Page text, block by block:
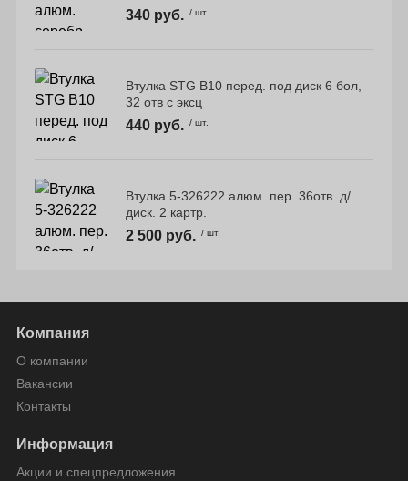
340 руб. / шт.
Втулка STG B10 перед. под диск 6 бол,
32 отв с эксц
440 руб. / шт.
Втулка 5-326222 алюм. пер. 36отв. д/
диск. 2 картр.
2 500 руб. / шт.
Компания
О компании
Вакансии
Контакты
Информация
Акции и спецпредложения